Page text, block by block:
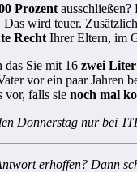
Prozent ausschließen?
wird teuer.
Recht Ihrer Eltern, im
das Sie mit 16 zwei
vor ein paar Jahren
vor, falls sie noch mal
Donnerstag nur bei
erhoffen? Dann